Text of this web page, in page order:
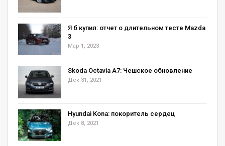
Я б купил: отчет о длительном тесте Mazda
3
Мар 1, 2023
Skoda Octavia А7: Чешское обновление
Дек 31, 2021
Hyundai Kona: покоритель сердец
Дек 8, 2021